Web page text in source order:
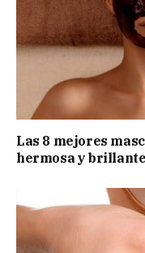
Las 8 mejores
hermosa y brillante